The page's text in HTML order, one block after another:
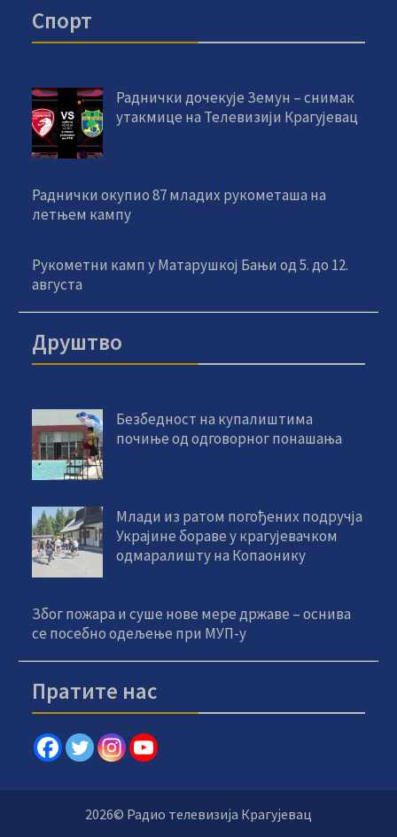
Спорт
Раднички дочекује Земун – снимак
утакмице на Телевизији Крагујевац
Раднички окупио 87 младих рукометаша на
летњем кампу
Рукометни камп у Матарушкој Бањи од 5. до 12.
августа
Друштво
Безбедност на купалиштима
почиње од одговорног понашања
Млади из ратом погођених подручја
Украјине бораве у крагујевачком
одмаралишту на Копаонику
Због пожара и суше нове мере државе – оснива
се посебно одељење при МУП-у
Пратите нас
2026© Радио телевизија Крагујевац